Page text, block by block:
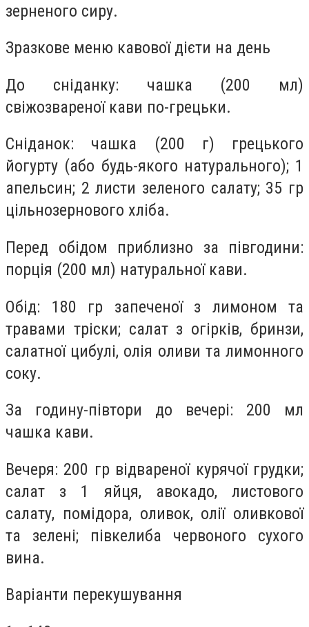
зерненого сиру.
Зразкове меню кавової дієти на день
До сніданку: чашка (200 мл)
свіжозвареної кави по-грецьки.
Сніданок: чашка (200 г) грецького
йогурту (або будь-якого натурального); 1
апельсин; 2 листи зеленого салату; 35 гр
цільнозернового хліба.
Перед обідом приблизно за півгодини:
порція (200 мл) натуральної кави.
Обід: 180 гр запеченої з лимоном та
травами тріски; салат з огірків, бринзи,
салатної цибулі, олія оливи та лимонного
соку.
За годину-півтори до вечері: 200 мл
чашка кави.
Вечеря: 200 гр відвареної курячої грудки;
салат з 1 яйця, авокадо, листового
салату, помідора, оливок, олії оливкової
та зелені; півкелиба червоного сухого
вина.
Варіанти перекушування